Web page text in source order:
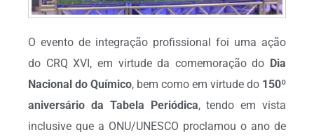
O evento de integração profissional foi uma ação
do CRQ XVI, em virtude da comemoração do Dia
Nacional do Químico, bem como em virtude do 150º
aniversário da Tabela Periódica, tendo em vista
inclusive que a ONU/UNESCO proclamou o ano de